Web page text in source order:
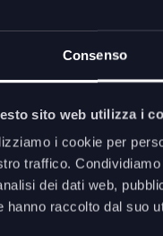
Consenso
sito web utilizza i
i cookie per
traffico.
dei dati web,
hanno raccolto dal suo
gambedella
conscocca in
in tessuto oppure in
verniciato,
finiture e